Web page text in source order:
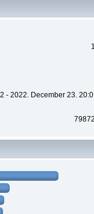
- 2022. December 23.